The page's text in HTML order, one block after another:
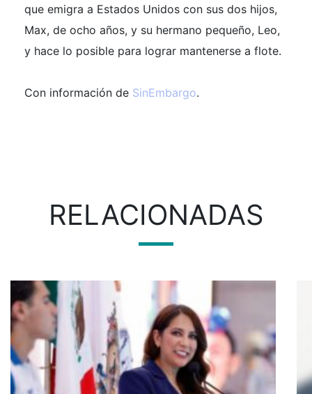
que emigra a Estados Unidos con sus dos hijos,
Max, de ocho años, y su hermano pequeño, Leo,
y hace lo posible para lograr mantenerse a flote.
Con información de SinEmbargo.
RELACIONADAS